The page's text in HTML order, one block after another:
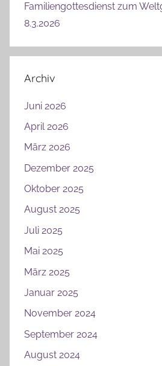
Familiengottesdienst zum
8.3.2026
Archiv
Juni 2026
April 2026
März 2026
Dezember 2025
Oktober 2025
August 2025
Juli 2025
Mai 2025
März 2025
Januar 2025
November 2024
September 2024
August 2024